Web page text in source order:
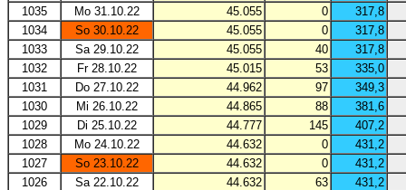
1035
Mo 31.10.22 45.055 0
317,8
1034
So 30.10.22 45.055 0
317,8
1033
Sa 29.10.22 45.055 40
317,8
1032
Fr 28.10.22 45.015 53
335,0
1031
Do 27.10.22 44.962 97
349,3
1030
Mi 26.10.22 44.865 88
381,6
1029
Di 25.10.22 44.777 145
407,2
1028
Mo 24.10.22 44.632 0
431,2
1027
So 23.10.22 44.632 0
431,2
1026
Sa 22.10.22 44.632 63
431,2